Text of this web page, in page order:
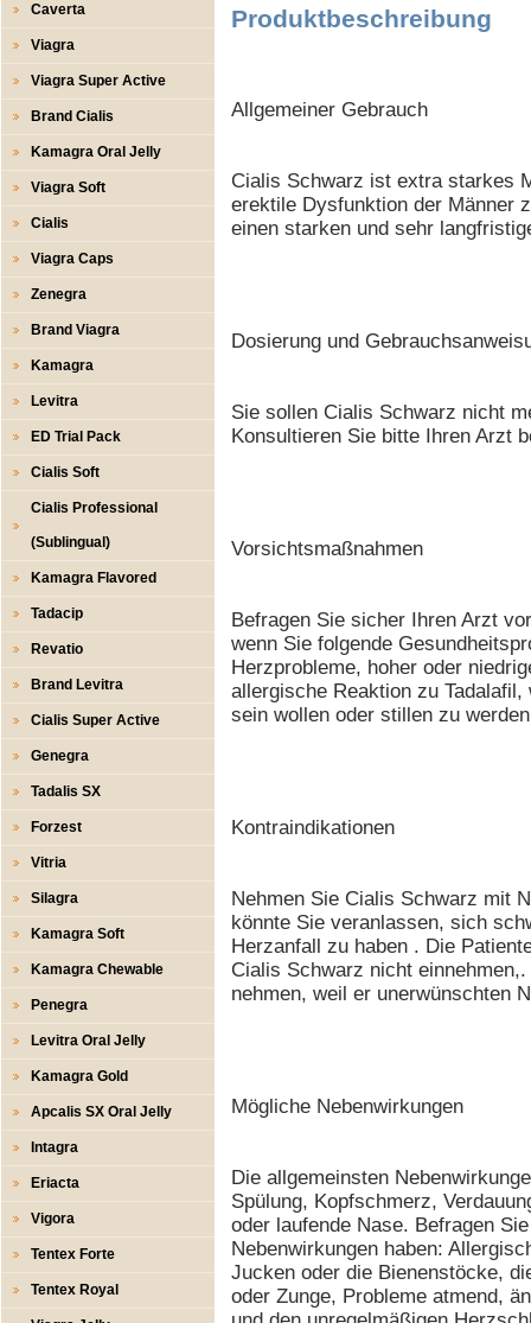
Caverta
Viagra
Viagra Super Active
Brand Cialis
Kamagra Oral Jelly
Viagra Soft
Cialis
Viagra Caps
Zenegra
Brand Viagra
Kamagra
Levitra
ED Trial Pack
Cialis Soft
Cialis Professional
(Sublingual)
Kamagra Flavored
Tadacip
Revatio
Brand Levitra
Cialis Super Active
Genegra
Tadalis SX
Forzest
Vitria
Silagra
Kamagra Soft
Kamagra Chewable
Penegra
Levitra Oral Jelly
Kamagra Gold
Apcalis SX Oral Jelly
Intagra
Eriacta
Vigora
Tentex Forte
Tentex Royal
Produktbeschreibung
Allgemeiner Gebrauch
Cialis Schwarz ist extra starkes
erektile Dysfunktion der Männer
einen starken und sehr
Dosierung und
Sie sollen Cialis Schwarz nicht
Konsultieren Sie bitte Ihren Arzt
Vorsichtsmaßnahmen
Befragen Sie sicher Ihren Arzt
wenn Sie folgende
Herzprobleme, hoher oder
allergische Reaktion zu
sein wollen oder stillen zu
Kontraindikationen
Nehmen Sie Cialis Schwarz mit
könnte Sie veranlassen, sich
Herzanfall zu haben . Die
Cialis Schwarz nicht
nehmen, weil er unerwünschten
Mögliche Nebenwirkungen
Die allgemeinsten
Spülung, Kopfschmerz,
oder laufende Nase. Befragen
Nebenwirkungen haben:
Jucken oder die Bienenstöcke,
oder Zunge, Probleme atmend,